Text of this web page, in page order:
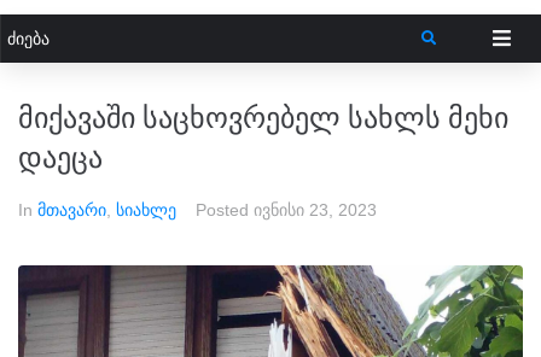
მიქავაში საცხოვრებელ სახლს მეხი
დაეცა
In მთავარი სიახლე Posted ივნისი 23, 2023